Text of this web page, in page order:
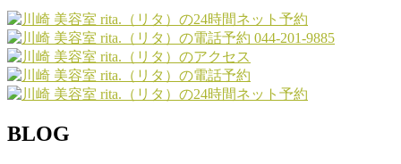
044-201-9885
BLOG